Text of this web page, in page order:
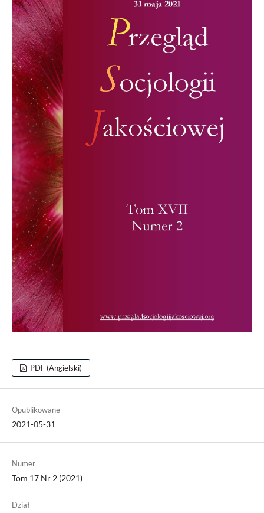
PDF (Angielski)
Opublikowane
2021-05-31
Numer
Tom 17 Nr 2 (2021)
Dział